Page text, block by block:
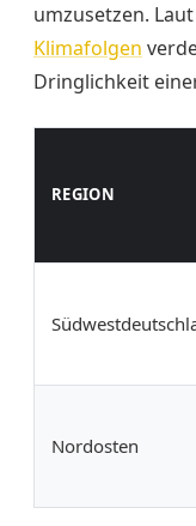
umzusetzen.
Klimafolgen
Dringlichkeit
REGION
Nordosten